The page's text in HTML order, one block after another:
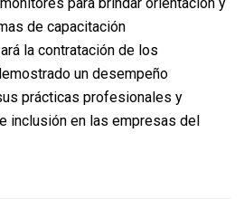
de capacitación
la contratación de los
un desempeño
prácticas profesionales y
inclusión en las empresas del